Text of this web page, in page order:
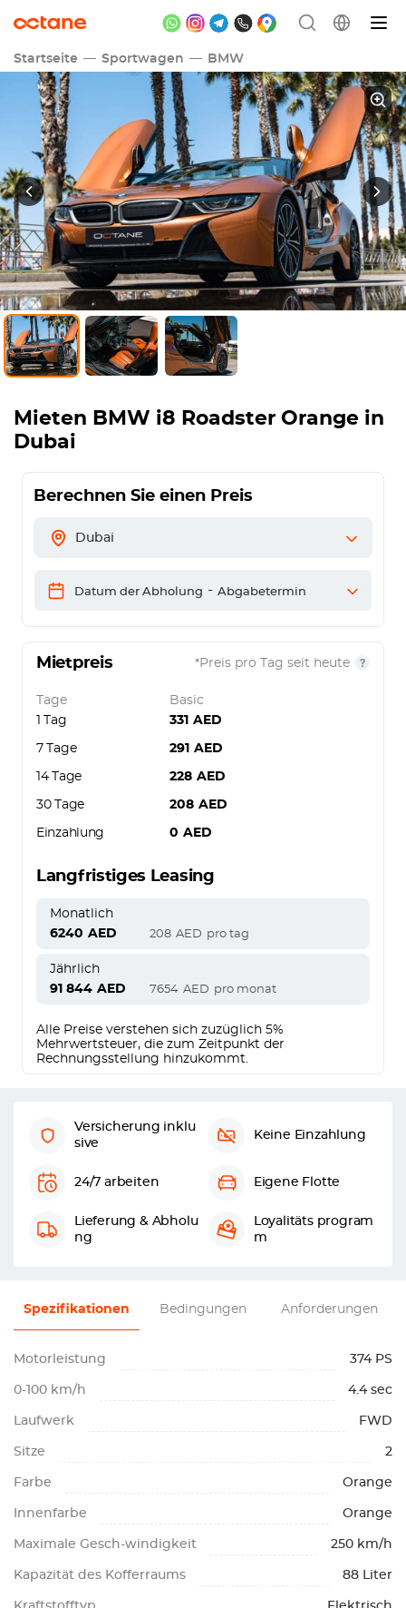
Startseite Sportwagen BMW
Mieten BMW i8 Roadster Orange in
Dubai
Berechnen Sie einen Preis
Dubai
Datum der Abholung - Abgabetermin
Mietpreis *Preis pro Tag seit heute
Tage
Basic
1 Tag
331 AED
7 Tage 291 AED
14 Tage 228 AED
30 Tage 208 AED
Einzahlung 0 AED
Langfristiges Leasing
Monatlich
6240 AED 208 AED pro tag
Jährlich
91 844 AED 7654 AED pro monat
Alle Preise verstehen sich zuzüglich 5%
Mehrwertsteuer, die zum Zeitpunkt der
Rechnungsstellung hinzukommt.
Versicherung inklu
sive
Keine Einzahlung
24/7 arbeiten Eigene Flotte
Lieferung & Abholu
ng
Loyalitäts program
m
Spezifikationen Bedingungen Anforderungen
Motorleistung 374 PS
0-100 km/h 4.4 sec
Laufwerk FWD
Sitze 2
Farbe Orange
Innenfarbe Orange
Maximale Gesch-windigkeit 250 km/h
Kapazität des Kofferraums 88 Liter